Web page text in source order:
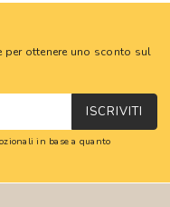
per ottenere uno sconto sul
ISCRIVITI
in base a quanto